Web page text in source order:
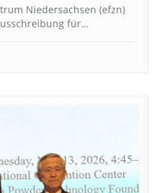
Niedersachsen (efzn)
für…